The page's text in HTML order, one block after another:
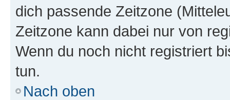
dich passende Zeitzone
Zeitzone kann dabei nur von
Wenn du noch nicht registriert
tun.
Nach oben